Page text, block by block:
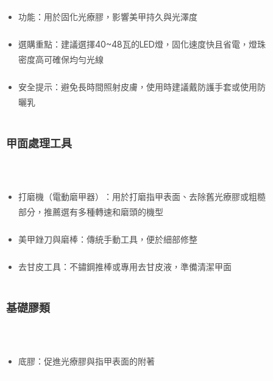
功能：用於固化光療膠，影響美甲持久與光澤度
選購重點：建議選擇40~48瓦的LED燈，固化速度快且省電，燈珠
密度高可確保均勻光線
安全提示：避免長時間照射皮膚，使用時建議戴防護手套或使用防
曬乳
甲面處理工具
打磨機（電動磨甲器）：用於打磨指甲表面、去除舊光療膠或粗糙
部分，推薦選有多種轉速和磨頭的機型
美甲銼刀與磨棒：傳統手動工具，便於細部修整
去甘皮工具：不鏽鋼推棒或專用去甘皮液，準備清潔甲面
基礎膠類
底膠：促進光療膠與指甲表面的附著